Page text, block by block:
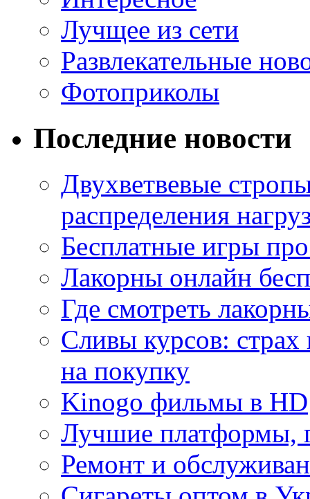
Лучщее из сети
Развлекательные
Фотоприколы
Последние новости
Двухветвевые
распределения
Бесплатные игры
Лакорны онлайн
Где смотреть
Сливы курсов:
на покупку
Kinogo фильмы в HD
Лучшие платформы,
Ремонт и